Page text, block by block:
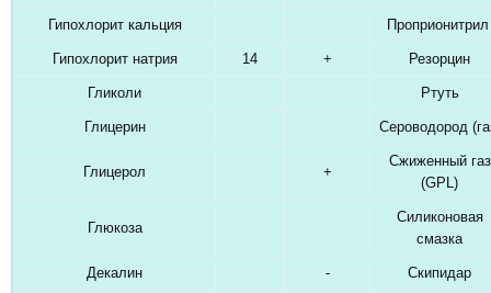
Гипохлорит кальция
Гипохлорит натрия 14 + Резорцин
Гликоли Ртуть
Глицерин Сероводород
Глицерол +
Сжиженный газ
(GPL)
Глюкоза
Силиконовая
смазка
Декалин - Скипидар